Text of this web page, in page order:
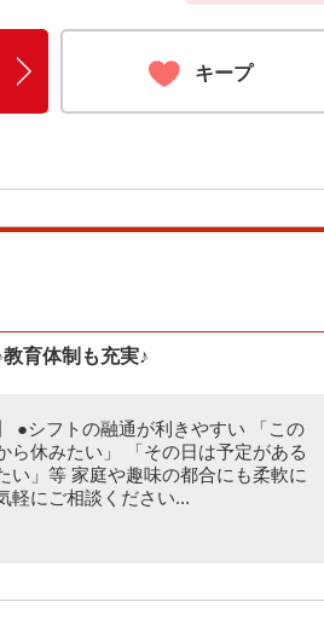
キープ
育体制も充実♪
●シフトの融通が利きやすい 「この
ら休みたい」 「その日は予定がある
い」等 家庭や趣味の都合にも柔軟に
軽にご相談ください...